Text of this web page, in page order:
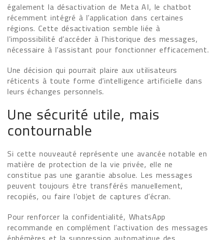
également la désactivation de Meta AI, le chatbot
récemment intégré à l’application dans certaines
régions. Cette désactivation semble liée à
l'impossibilité d’accéder à l’historique des messages,
nécessaire à l’assistant pour fonctionner efficacement.
Une décision qui pourrait plaire aux utilisateurs
réticents à toute forme d’intelligence artificielle dans
leurs échanges personnels.
Une sécurité utile, mais
contournable
Si cette nouveauté représente une avancée notable en
matière de protection de la vie privée, elle ne
constitue pas une garantie absolue. Les messages
peuvent toujours être transférés manuellement,
recopiés, ou faire l’objet de captures d’écran.
Pour renforcer la confidentialité, WhatsApp
recommande en complément l’activation des messages